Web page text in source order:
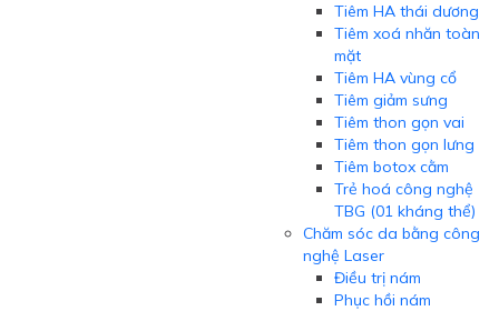
Tiêm HA thái dương
Tiêm xoá nhăn toàn
mặt
Tiêm HA vùng cổ
Tiêm giảm sưng
Tiêm thon gọn vai
Tiêm thon gọn lưng
Tiêm botox cằm
Trẻ hoá công nghệ
TBG (01 kháng thể)
Chăm sóc da bằng công
nghệ Laser
Điều trị nám
Phục hồi nám